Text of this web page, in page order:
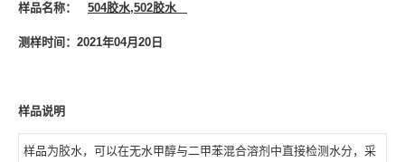
样品名称： 504胶水,502胶水
测样时间： 2021年04月 20 日
样品说明
样品为胶水，可以在无水甲醇与二甲苯混合溶剂中直接检测水分，采